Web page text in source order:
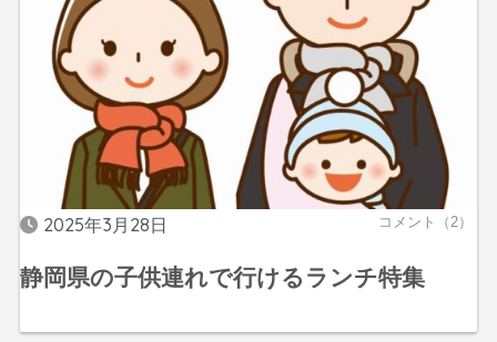
2025年3月28日 コメント（2）
静岡県の子供連れで行けるランチ特集